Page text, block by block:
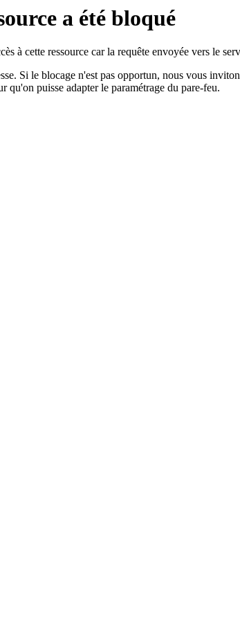
a été bloqué
à cette ressource car la requête envoyée vers le
Si le blocage n'est pas opportun, nous vous
qu'on puisse adapter le paramétrage du pare-feu.